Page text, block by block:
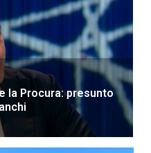
la Procura: presunto